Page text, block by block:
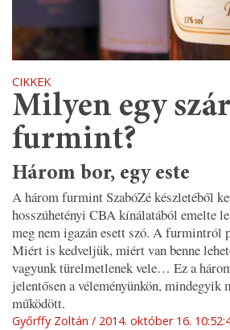
CIKKEK
Milyen egy
furmint?
Három bor, egy este
A három furmint SzabóZé készletéből
hosszúhetényi CBA kínálatából emelte
meg nem igazán esett szó. A furmintról
Miért is kedveljük, miért van benne
vagyunk türelmetlenek vele… Ez a
jelentősen a véleményünkön, mindegyik
működött.
Győrffy Zoltán 2014. október 16.